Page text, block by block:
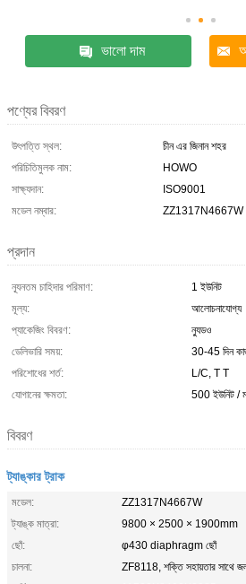
ভালো দাম
পণ্যের বিবরণ
উৎপত্তি স্থল:
চীন এর জিনান শহর
পরিচিতিমুলক নাম:
HOWO
সাক্ষ্যদান:
ISO9001
মডেল নম্বার:
ZZ1317N4667W
প্রদান
ন্যূনতম চাহিদার পরিমাণ:
1 ইউনিট
মূল্য:
আলোচনাযোগ্য
প্যাকেজিং বিবরণ:
ন্যুডও
ডেলিভারি সময়:
30-45 দিন
পরিশোধের শর্ত:
L/C, T T
যোগানের ক্ষমতা:
500 ইউনিট /
বিবরণ
ট্যাঙ্কার ট্রাক
মডেল:
ZZ1317N4667W
ট্যাঙ্ক মাত্রা:
9800 × 2500 × 1900mm
ছোঁ:
φ430 diaphragm ছোঁ
চালনা:
ZF8118, শক্তি সহায়তার সাথে